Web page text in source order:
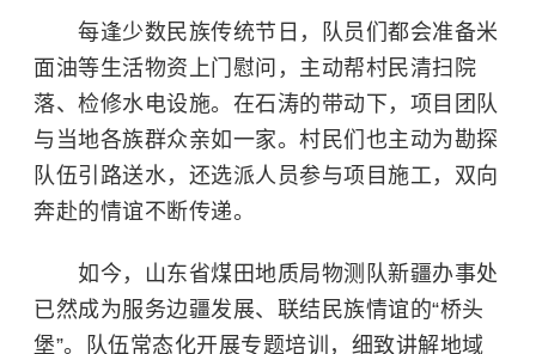
每逢少数民族传统节日，队员们都会准备米
面油等生活物资上门慰问，主动帮村民清扫院
落、检修水电设施。在石涛的带动下，项目团队
与当地各族群众亲如一家。村民们也主动为勘探
队伍引路送水，还选派人员参与项目施工，双向
奔赴的情谊不断传递。
如今，山东省煤田地质局物测队新疆办事处
已然成为服务边疆发展、联结民族情谊的“桥头
堡”。队伍常态化开展专题培训，细致讲解地域